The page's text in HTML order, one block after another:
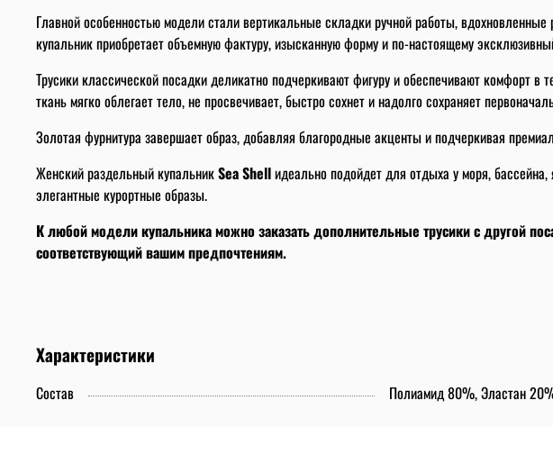
Главной особенностью модели стали вертикальные складки ручной работы,
купальник приобретает объемную фактуру, изысканную форму и по-настоящему
Трусики классической посадки деликатно подчеркивают фигуру и обеспечивают комфорт
ткань мягко облегает тело, не просвечивает, быстро сохнет и надолго сохраняет
Золотая фурнитура завершает образ, добавляя благородные акценты и подчеркивая
Женский раздельный купальникSea Shellидеально подойдет для отдыха у моря,
элегантные курортные образы.
К любой модели купальника можно заказать дополнительные трусики с другой
соответствующий вашим предпочтениям.
Характеристики
Состав Полиамид 80%, Эластан